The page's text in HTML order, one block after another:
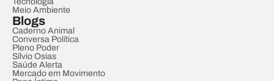
Meio Ambiente
Blogs
Caderno Animal
Conversa Política
Pleno Poder
Sílvio Osias
Saúde Alerta
Mercado em Movimento